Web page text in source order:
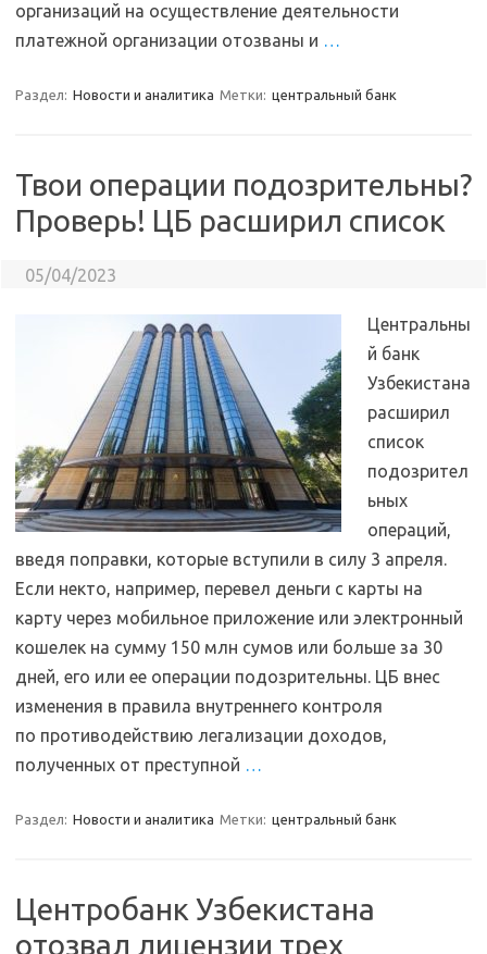
организаций на осуществление деятельности
платежной организации отозваны и …
Раздел: Новости и аналитика Метки: центральный банк
Твои операции подозрительны?
Проверь! ЦБ расширил список
05/04/2023
Центральны
й банк
Узбекистана
расширил
список
подозрител
ьных
операций,
введя поправки, которые вступили в силу 3 апреля.
Если некто, например, перевел деньги с карты на
карту через мобильное приложение или электронный
кошелек на сумму 150 млн сумов или больше за 30
дней, его или ее операции подозрительны. ЦБ внес
изменения в правила внутреннего контроля
по противодействию легализации доходов,
полученных от преступной …
Раздел: Новости и аналитика Метки: центральный банк
Центробанк Узбекистана
отозвал лицензии трех